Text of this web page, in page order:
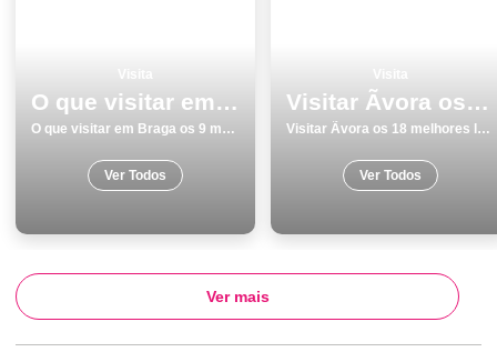
O que visitar em Braga os 9 melhores lugares
O que visitar em Braga os 9 melhores lugares
Ver Todos
Visitar Ãvora os 18 melhores locais para conhecer
Visitar Ãvora os 18 melhores locais para conhecer
Ver Todos
Ver mais